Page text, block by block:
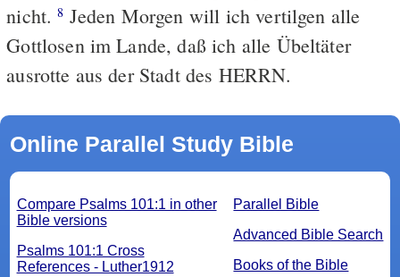
nicht.8 Jeden Morgen will ich vertilgen alle
Gottlosen im Lande, daß ich alle Übeltäter
ausrotte aus der Stadt des HERRN.
Online Parallel Study Bible
Parallel Bible
Advanced Bible Search
Books of the Bible
Compare Psalms 101:1 in other
Bible versions
Psalms 101:1 Cross
References - Luther1912